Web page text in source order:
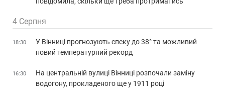
4 Серпня
18:30
У Вінниці прогнозують спеку до 38° та можливий
новий температурний рекорд
16:30
На центральній вулиці Вінниці розпочали заміну
водогону, прокладеного ще у 1911 році